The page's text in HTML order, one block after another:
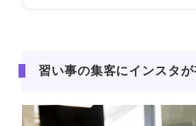
習い事の集客にインスタ